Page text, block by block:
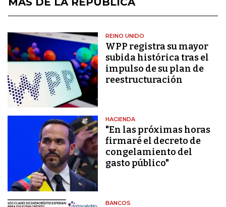
REINO UNIDO
WPP registra su mayor
subida histórica tras el
impulso de su plan de
reestructuración
HACIENDA
"En las próximas horas
firmaré el decreto de
congelamiento del
gasto público"
BANCOS